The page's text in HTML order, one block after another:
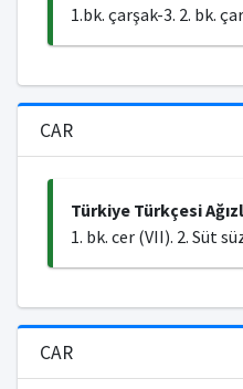
1.bk. çarşak-3. 2. bk.
CAR
Türkiye Türkçesi
1. bk. cer (VII). 2. Süt
CAR